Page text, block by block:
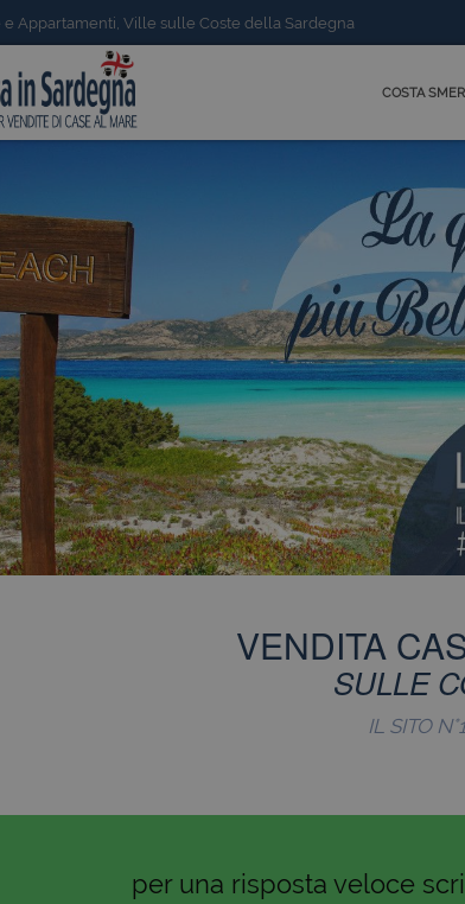
e Appartamenti, Ville sulle Coste della Sardegna
COSTA
VENDITA
SULLE
IL SITO
per una risposta veloce